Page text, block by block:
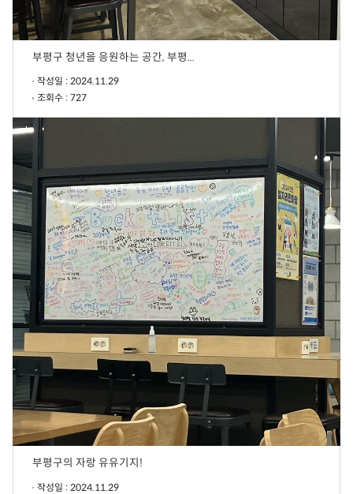
부평구 청년을 응원하는 공간, 부평...
작성일 : 2024.11.29
조회수 : 727
부평구의 자랑 유유기지!
작성일 : 2024.11.29